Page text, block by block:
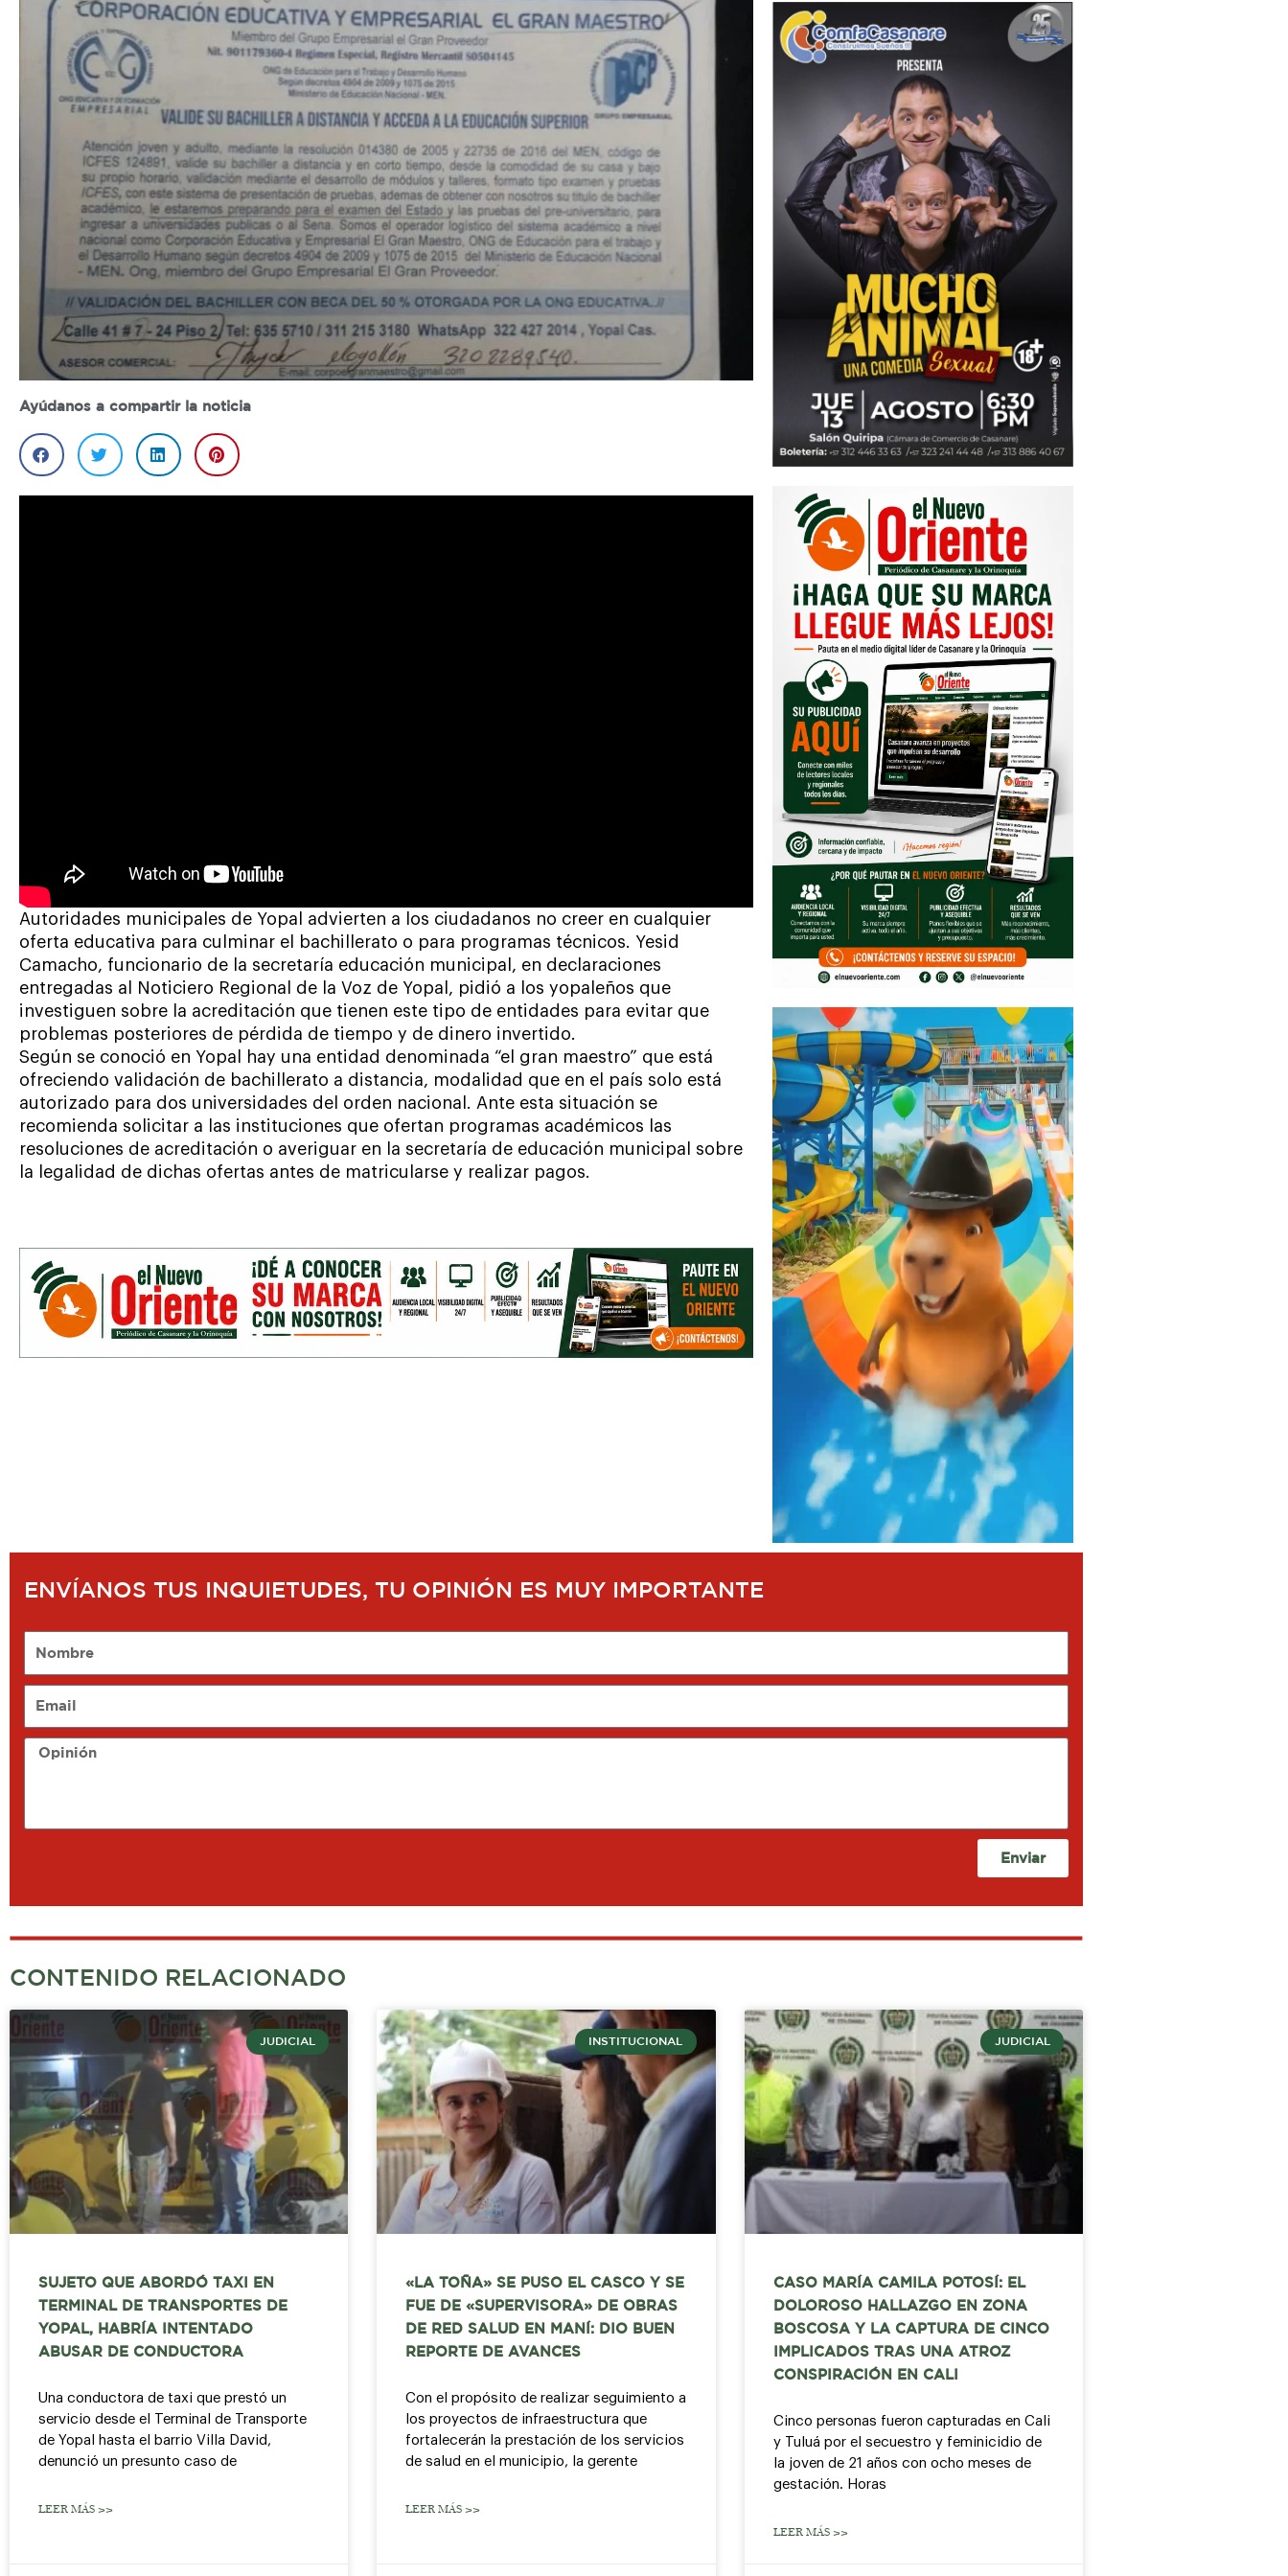
Ayúdanos a compartir la noticia
Autoridades municipales de Yopal advierten a los ciudadanos no creer en cualquier
oferta educativa para culminar el bachillerato o para programas técnicos. Yesid
Camacho, funcionario de la secretaría educación municipal, en declaraciones
entregadas al Noticiero Regional de la Voz de Yopal, pidió a los yopaleños que
investiguen sobre la acreditación que tienen este tipo de entidades para evitar que
problemas posteriores de pérdida de tiempo y de dinero invertido.
Según se conoció en Yopal hay una entidad denominada “el gran maestro” que está
ofreciendo validación de bachillerato a distancia, modalidad que en el país solo está
autorizado para dos universidades del orden nacional. Ante esta situación se
recomienda solicitar a las instituciones que ofertan programas académicos las
resoluciones de acreditación o averiguar en la secretaría de educación municipal sobre
la legalidad de dichas ofertas antes de matricularse y realizar pagos.
ENVÍANOS TUS INQUIETUDES, TU OPINIÓN ES MUY IMPORTANTE
Opinión
Enviar
CONTENIDO RELACIONADO
JUDICIAL
SUJETO QUE ABORDÓ TAXI EN
TERMINAL DE TRANSPORTES DE
YOPAL, HABRÍA INTENTADO
ABUSAR DE CONDUCTORA
Una conductora de taxi que prestó un
servicio desde el Terminal de Transporte
de Yopal hasta el barrio Villa David,
denunció un presunto caso de
LEER MÁS >>
INSTITUCIONAL
«LA TOÑA» SE PUSO EL CASCO Y SE
FUE DE «SUPERVISORA» DE OBRAS
DE RED SALUD EN MANÍ: DIO BUEN
REPORTE DE AVANCES
Con el propósito de realizar seguimiento a
los proyectos de infraestructura que
fortalecerán la prestación de los servicios
de salud en el municipio, la gerente
LEER MÁS >>
JUDICIAL
CASO MARÍA CAMILA POTOSÍ: EL
DOLOROSO HALLAZGO EN ZONA
BOSCOSA Y LA CAPTURA DE CINCO
IMPLICADOS TRAS UNA ATROZ
CONSPIRACIÓN EN CALI
Cinco personas fueron capturadas en Cali
y Tuluá por el secuestro y feminicidio de
la joven de 21 años con ocho meses de
gestación. Horas
LEER MÁS >>